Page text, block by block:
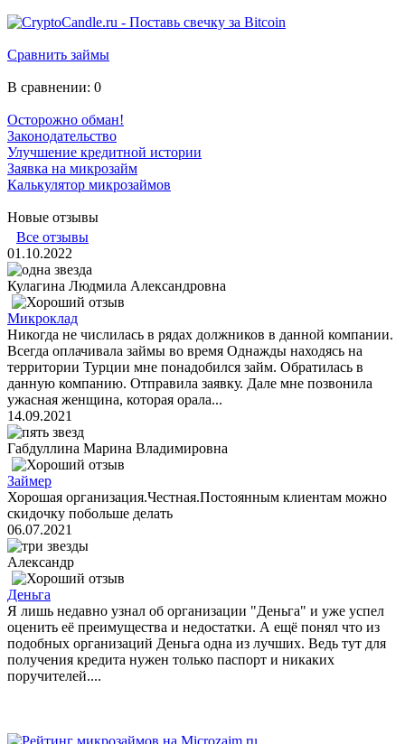
Сравнить займы
В сравнении: 0
Осторожно обман!
Законодательство
Улучшение кредитной истории
Заявка на микрозайм
Калькулятор микрозаймов
Новые отзывы
Все отзывы
01.10.2022
Кулагина Людмила Александровна
Микроклад
Никогда не числилась в рядах должников в данной компании.
Всегда оплачивала займы во время Однажды находясь на
территории Турции мне понадобился займ. Обратилась в
данную компанию. Отправила заявку. Дале мне позвонила
ужасная женщина, которая орала...
14.09.2021
Габдуллина Марина Владимировна
Займер
Хорошая организация.Честная.Постоянным клиентам можно
скидочку побольше делать
06.07.2021
Александр
Деньга
Я лишь недавно узнал об организации "Деньга" и уже успел
оценить её преимущества и недостатки. А ещё понял что из
подобных организаций Деньга одна из лучших. Ведь тут для
получения кредита нужен только паспорт и никаких
поручителей....